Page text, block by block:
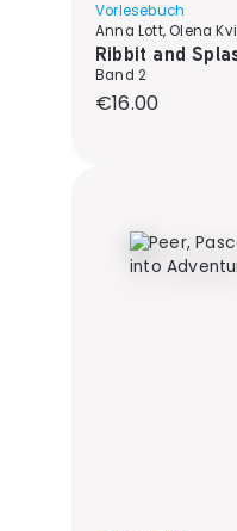
Vorlesebuch
Anna Lott, Olena
Ribbit and
Band 2
Regular price:
€16.00